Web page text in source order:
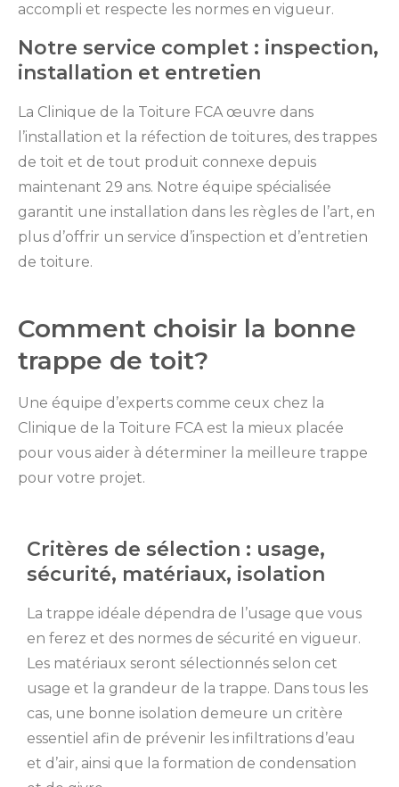
accompli et respecte les normes en vigueur.
Notre service complet : inspection,
installation et entretien
La Clinique de la Toiture FCA œuvre dans
l’installation et la réfection de toitures, des trappes
de toit et de tout produit connexe depuis
maintenant 29 ans. Notre équipe spécialisée
garantit une installation dans les règles de l’art, en
plus d’offrir un service d’inspection et d’entretien
de toiture.
Comment choisir la bonne
trappe de toit?
Une équipe d’experts comme ceux chez la
Clinique de la Toiture FCA est la mieux placée
pour vous aider à déterminer la meilleure trappe
pour votre projet.
Critères de sélection : usage,
sécurité, matériaux, isolation
La trappe idéale dépendra de l’usage que vous
en ferez et des normes de sécurité en vigueur.
Les matériaux seront sélectionnés selon cet
usage et la grandeur de la trappe. Dans tous les
cas, une bonne isolation demeure un critère
essentiel afin de prévenir les infiltrations d’eau
et d’air, ainsi que la formation de condensation